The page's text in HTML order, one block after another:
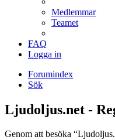
Medlemmar
Teamet
FAQ
Logga in
Forumindex
Sök
Ljudoljus.net -
Genom att besöka